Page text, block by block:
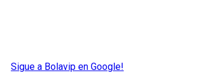
Sigue a Bolavip en Google!